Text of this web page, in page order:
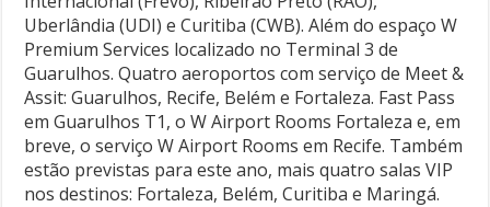
Uberlândia (UDI) e Curitiba (CWB). Além do espaço W
Premium Services localizado no Terminal 3 de
Guarulhos. Quatro aeroportos com serviço de Meet &
Assit: Guarulhos, Recife, Belém e Fortaleza. Fast Pass
em Guarulhos T1, o W Airport Rooms Fortaleza e, em
breve, o serviço W Airport Rooms em Recife. Também
estão previstas para este ano, mais quatro salas VIP
nos destinos: Fortaleza, Belém, Curitiba e Maringá.